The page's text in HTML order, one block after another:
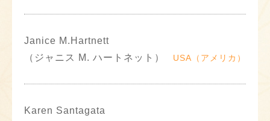
Janice M.Hartnett
（ジャニス M. ハートネット）
USA（アメリカ）
Karen Santagata